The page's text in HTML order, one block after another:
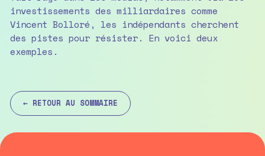
investissements des milliardaires comme
Vincent Bolloré, les indépendants cherchent
des pistes pour résister. En voici deux
exemples.
← RETOUR AU SOMMAIRE